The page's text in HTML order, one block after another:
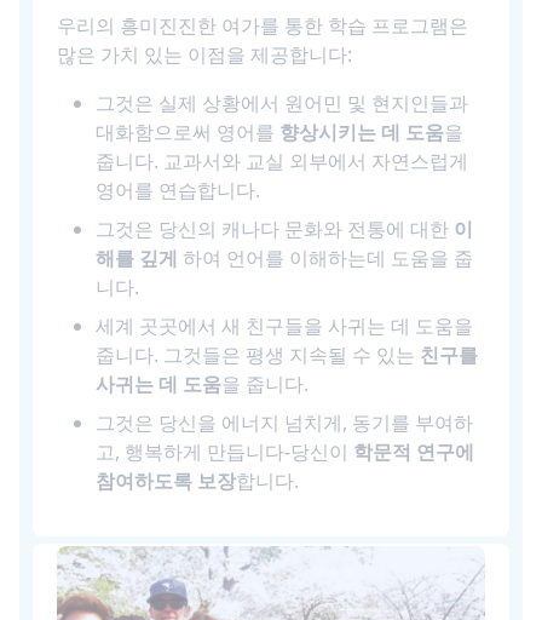
우리의 흥미진진한 여가를 통한 학습 프로그램은
많은 가치 있는 이점을 제공합니다:
그것은 실제 상황에서 원어민 및 현지인들과
대화함으로써 영어를 향상시키는 데 도움을
줍니다. 교과서와 교실 외부에서 자연스럽게
영어를 연습합니다.
그것은 당신의 캐나다 문화와 전통에 대한 이
해를 깊게 하여 언어를 이해하는데 도움을 줍
니다.
세계 곳곳에서 새 친구들을 사귀는 데 도움을
줍니다. 그것들은 평생 지속될 수 있는 친구를
사귀는 데 도움을 줍니다.
그것은 당신을 에너지 넘치게, 동기를 부여하
고, 행복하게 만듭니다-당신이 학문적 연구에
참여하도록 보장합니다.